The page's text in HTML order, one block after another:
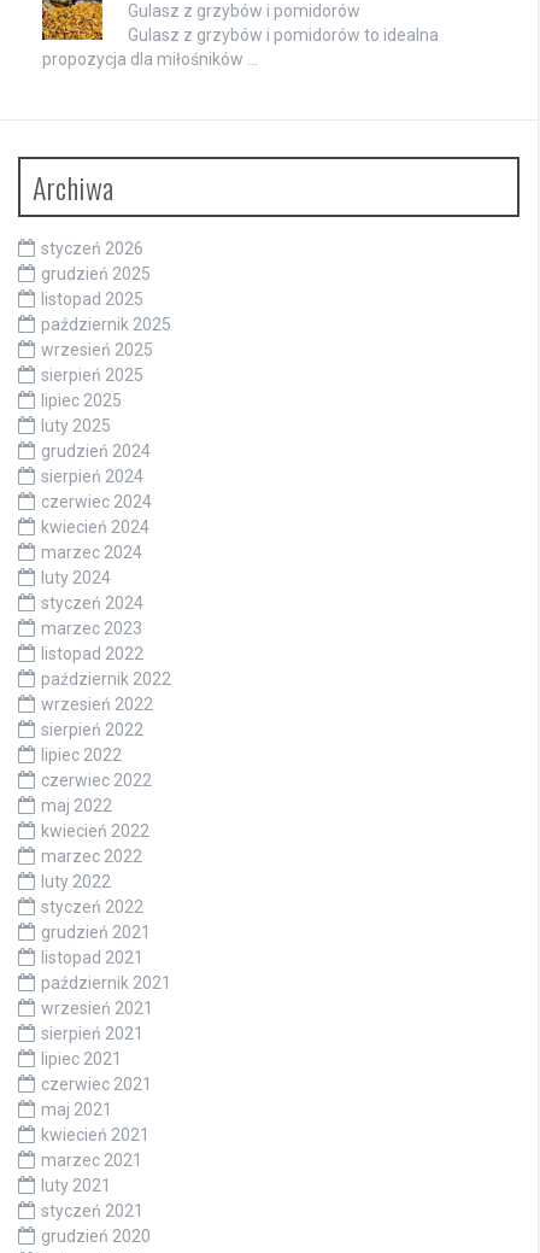
Gulasz z grzybów i pomidorów
Gulasz z grzybów i pomidorów to idealna
propozycja dla miłośników …
Archiwa
styczeń 2026
grudzień 2025
listopad 2025
październik 2025
wrzesień 2025
sierpień 2025
lipiec 2025
luty 2025
grudzień 2024
sierpień 2024
czerwiec 2024
kwiecień 2024
marzec 2024
luty 2024
styczeń 2024
marzec 2023
listopad 2022
październik 2022
wrzesień 2022
sierpień 2022
lipiec 2022
czerwiec 2022
maj 2022
kwiecień 2022
marzec 2022
luty 2022
styczeń 2022
grudzień 2021
listopad 2021
październik 2021
wrzesień 2021
sierpień 2021
lipiec 2021
czerwiec 2021
maj 2021
kwiecień 2021
marzec 2021
luty 2021
styczeń 2021
grudzień 2020